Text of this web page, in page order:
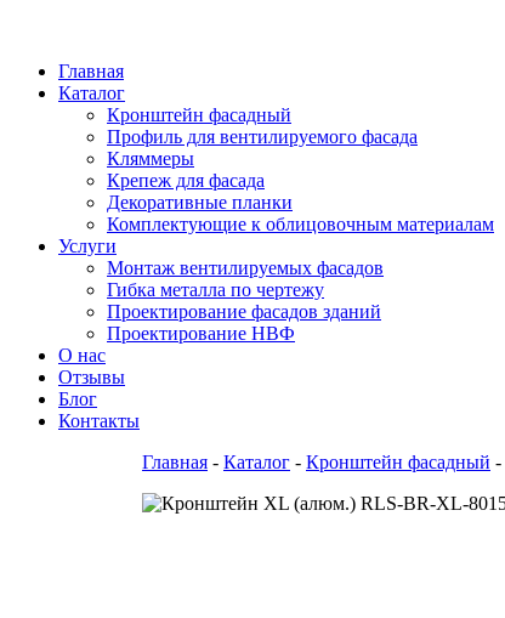
Главная
Каталог
Кронштейн фасадный
Профиль для вентилируемого фасада
Кляммеры
Крепеж для фасада
Декоративные планки
Комплектующие к облицовочным материалам
Услуги
Монтаж вентилируемых фасадов
Гибка металла по чертежу
Проектирование фасадов зданий
Проектирование НВФ
О нас
Отзывы
Блог
Контакты
Главная - Каталог - Кронштейн фасадный -